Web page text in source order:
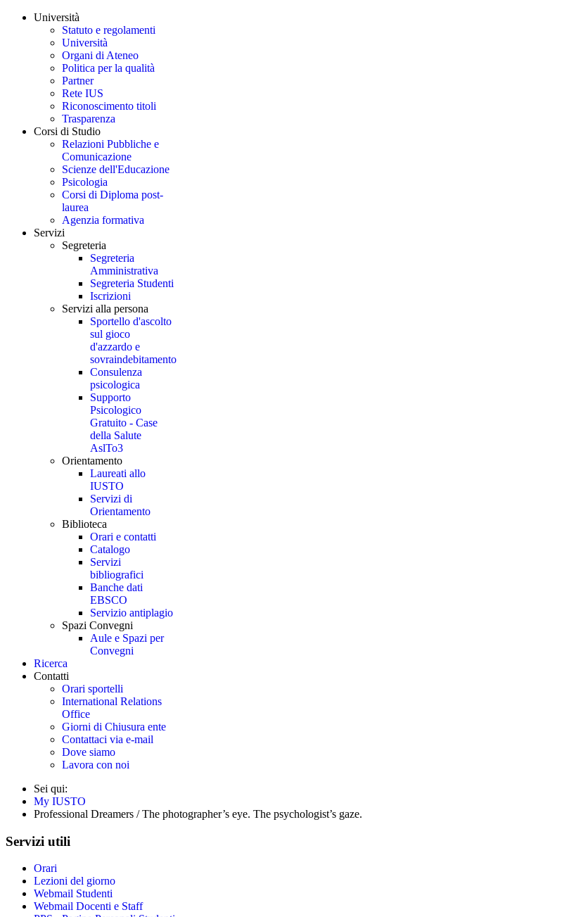
Università
Statuto e regolamenti
Università
Organi di Ateneo
Politica per la qualità
Partner
Rete IUS
Riconoscimento titoli
Trasparenza
Corsi di Studio
Relazioni Pubbliche e
Comunicazione
Scienze dell'Educazione
Psicologia
Corsi di Diploma post-
laurea
Agenzia formativa
Servizi
Segreteria
Segreteria
Amministrativa
Segreteria Studenti
Iscrizioni
Servizi alla persona
Sportello d'ascolto
sul gioco
d'azzardo e
sovraindebitamento
Consulenza
psicologica
Supporto
Psicologico
Gratuito - Case
della Salute
AslTo3
Orientamento
Laureati allo
IUSTO
Servizi di
Orientamento
Biblioteca
Orari e contatti
Catalogo
Servizi
bibliografici
Banche dati
EBSCO
Servizio antiplagio
Spazi Convegni
Aule e Spazi per
Convegni
Ricerca
Contatti
Orari sportelli
International Relations
Office
Giorni di Chiusura ente
Contattaci via e-mail
Dove siamo
Lavora con noi
Sei qui:
My IUSTO
Professional Dreamers / The photographer’s eye. The psychologist’s gaze.
Servizi utili
Orari
Lezioni del giorno
Webmail Studenti
Webmail Docenti e Staff